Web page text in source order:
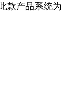
款产品系统为